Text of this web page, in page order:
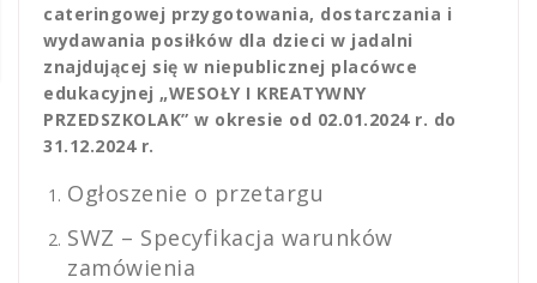
cateringowej przygotowania, dostarczania i
wydawania posiłków dla dzieci w jadalni
znajdującej się w niepublicznej placówce
edukacyjnej „WESOŁY I KREATYWNY
PRZEDSZKOLAK” w okresie od 02.01.2024 r. do
31.12.2024 r.
Ogłoszenie o przetargu
SWZ – Specyfikacja warunków
zamówienia